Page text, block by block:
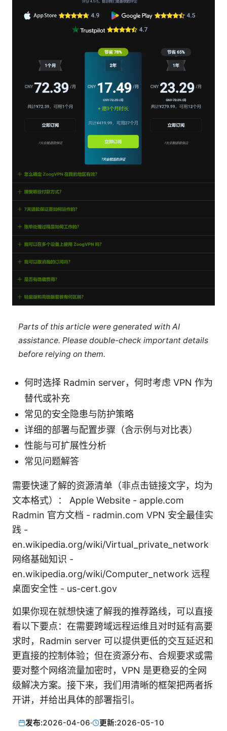
Parts of this article were generated with AI
assistance. Please double-check important details
before relying on them.
何时选择 Radmin server，何时考虑 VPN 作为
替代或补充
常见的安全隐患与防护策略
详细的部署与配置步骤（含示例与对比表）
性能与可扩展性分析
常见问题解答
需要快速了解的资源清单（非点击链接文字，均为
文本格式）： Apple Website - apple.com
Radmin 官方文档 - radmin.com VPN 安全最佳实
践 -
en.wikipedia.org/wiki/Virtual_private_network
网络基础知识 -
en.wikipedia.org/wiki/Computer_network 远程
桌面安全性 - us-cert.gov
如果你现在就想快速了解我的推荐路线，可以直接
看以下要点：在需要跨域远程运维且对时延有高要
求时，Radmin server 可以提供更低的交互延迟和
更直接的控制体验；但在资源分布、合规要求或需
要对整个网络流量加密时，VPN 是更稳妥的全网
级解决方案。接下来，我们用清晰的框架把两者拆
开讲，并给出具体的部署指引。
发布:2026-04-06· 更新:2026-05-10